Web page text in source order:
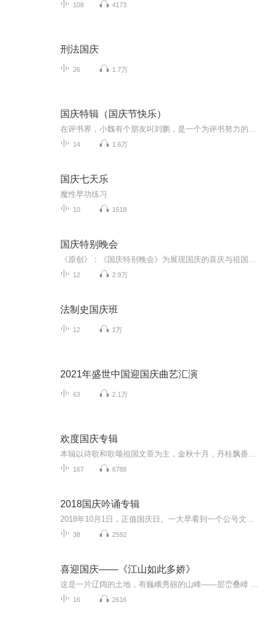
108 4173
刑法国庆
26 1.7万
国庆特辑（国庆节快乐）
14 1.6万
国庆七天乐
魔性早功练习
10 1518
国庆特别晚会
12 2.9万
法制史国庆班
12 1万
2021年盛世中国迎国庆曲艺汇演
63 2.1万
欢度国庆专辑
167 6788
2018国庆吟诵专辑
38 2592
喜迎国庆——《江山如此多娇》
16 2616